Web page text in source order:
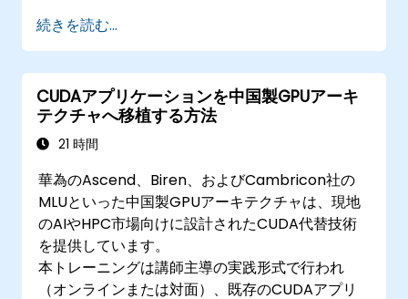
続きを読む...
CUDAアプリケーションを中国製GPUアーキ
テクチャへ移植する方法
21 時間
華為のAscend、Biren、およびCambricon社の
MLUといった中国製GPUアーキテクチャは、現地
のAIやHPC市場向けに設計されたCUDA代替技術
を提供しています。
本トレーニングは講師主導の実践形式で行われ
（オンラインまたは対面）、既存のCUDAアプリ